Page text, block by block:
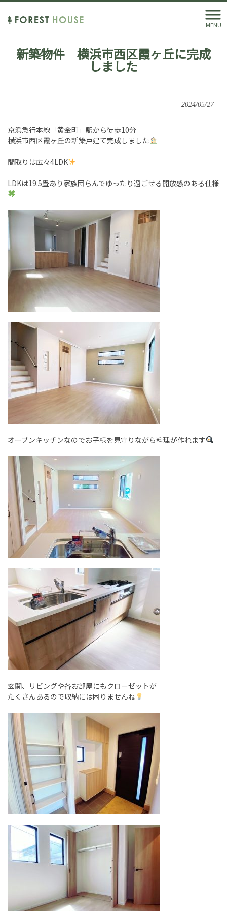
MENU
新築物件 横浜市西区霞ヶ丘に完成
しました
2024/05/27
京浜急行本線「黄金町」駅から徒歩10分
横浜市西区霞ヶ丘の新築戸建て完成しました
間取りは広々4LDK
LDKは19.5畳あり家族団らんでゆったり過ごせる開放感のある仕様
オープンキッチンなのでお子様を見守りながら料理が作れます
玄関、リビングや各お部屋にもクローゼットが
たくさんあるので収納には困りませんね